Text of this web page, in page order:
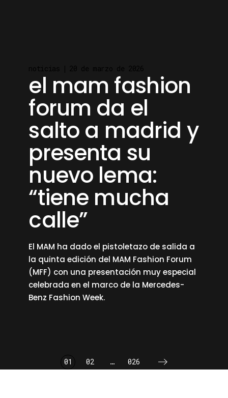
el mam fashion
forum da el
salto a madrid y
presenta su
nuevo lema:
“tiene mucha
calle”
El MAM ha dado el pistoletazo de salida a
la quinta edición del MAM Fashion Forum
(MFF) con una presentación muy especial
celebrada en el marco de la Mercedes-
Benz Fashion Week.
paginación
01 02 … 026